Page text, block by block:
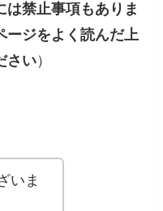
は禁止事項もありま
ージをよく読んだ上
さい）
いま